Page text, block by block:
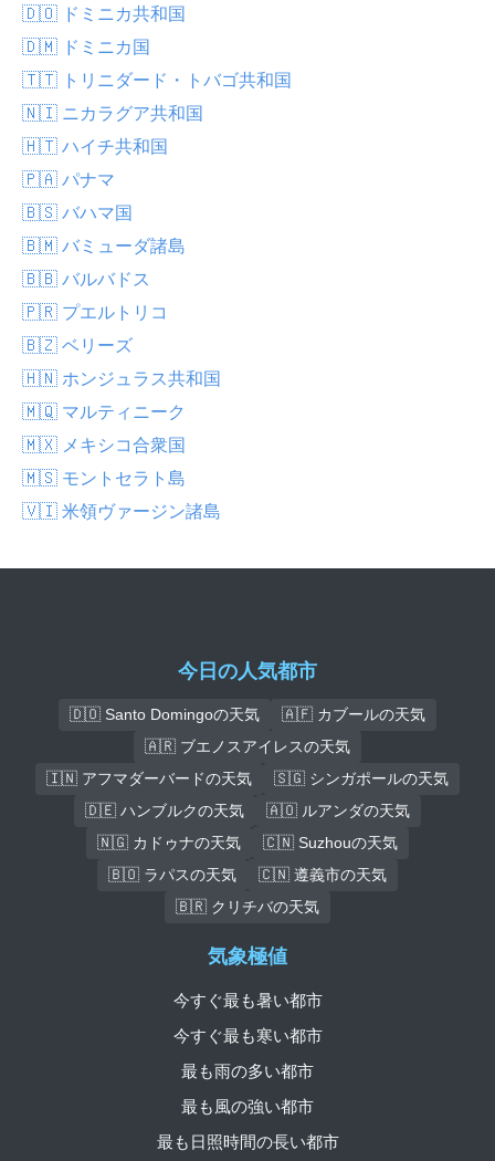
🇩🇴 ドミニカ共和国
🇩🇲 ドミニカ国
🇹🇹 トリニダード・トバゴ共和国
🇳🇮 ニカラグア共和国
🇭🇹 ハイチ共和国
🇵🇦 パナマ
🇧🇸 バハマ国
🇧🇲 バミューダ諸島
🇧🇧 バルバドス
🇵🇷 プエルトリコ
🇧🇿 ベリーズ
🇭🇳 ホンジュラス共和国
🇲🇶 マルティニーク
🇲🇽 メキシコ合衆国
🇲🇸 モントセラト島
🇻🇮 米領ヴァージン諸島
今日の人気都市
🇩🇴 Santo Domingoの天気
🇦🇫 カブールの天気
🇦🇷 ブエノスアイレスの天気
🇮🇳 アフマダーバードの天気
🇸🇬 シンガポールの天気
🇩🇪 ハンブルクの天気
🇦🇴 ルアンダの天気
🇳🇬 カドゥナの天気
🇨🇳 Suzhouの天気
🇧🇴 ラパスの天気
🇨🇳 遵義市の天気
🇧🇷 クリチバの天気
気象極値
今すぐ最も暑い都市
今すぐ最も寒い都市
最も雨の多い都市
最も風の強い都市
最も日照時間の長い都市